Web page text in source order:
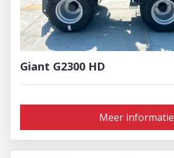
Giant G2300 HD
Meer informatie